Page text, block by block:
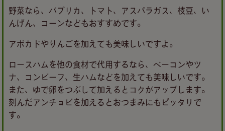
野菜なら、パプリカ、トマト、アスパラガス、枝豆、い
んげん、コーンなどもおすすめです。
アボカドやりんごを加えても美味しいですよ。
ロースハムを他の食材で代用するなら、ベーコンやツ
ナ、コンビーフ、生ハムなどを加えても美味しいです。
また、ゆで卵をつぶして加えるとコクがアップします。
刻んだアンチョビを加えるとおつまみにもピッタリで
す。